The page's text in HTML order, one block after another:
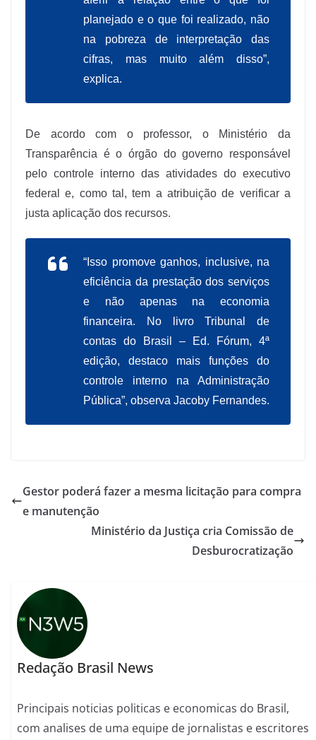
planejado e o que foi realizado, não
na pobreza de interpretação das
cifras, mas muito além disso”,
explica.
De acordo com o professor, o Ministério da
Transparência é o órgão do governo responsável
pelo controle interno das atividades do executivo
federal e, como tal, tem a atribuição de verificar a
justa aplicação dos recursos.
“Isso promove ganhos, inclusive, na
eficiência da prestação dos serviços
e não apenas na economia
financeira. No livro Tribunal de
contas do Brasil – Ed. Fórum, 4ª
edição, destaco mais funções do
controle interno na Administração
Pública”, observa Jacoby Fernandes.
Gestor poderá fazer a mesma licitação para compra
e manutenção
Ministério da Justiça cria Comissão de
Desburocratização
Redação Brasil News
Principais noticias politicas e economicas do Brasil,
com analises de uma equipe de jornalistas e escritores